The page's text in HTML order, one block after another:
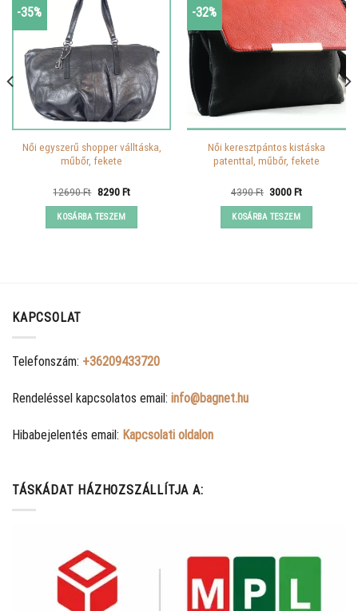
-35%
Női egyszerű shopper válltáska,
műbőr, fekete
12690Ft Original
was:
12690 Ft.
8290FtCurrent
KOSÁRBA TESZEM
-32%
Női keresztpántos kistáska
patenttal, műbőr, fekete
4390Ft Original
was:
4390 Ft.
3000FtCurrent
KOSÁRBA TESZEM
KAPCSOLAT
Telefonszám: +36209433720
Rendeléssel kapcsolatos email: info@bagnet.hu
Hibabejelentés email: Kapcsolati oldalon
TÁSKÁDAT HÁZHOZSZÁLLÍTJA A: